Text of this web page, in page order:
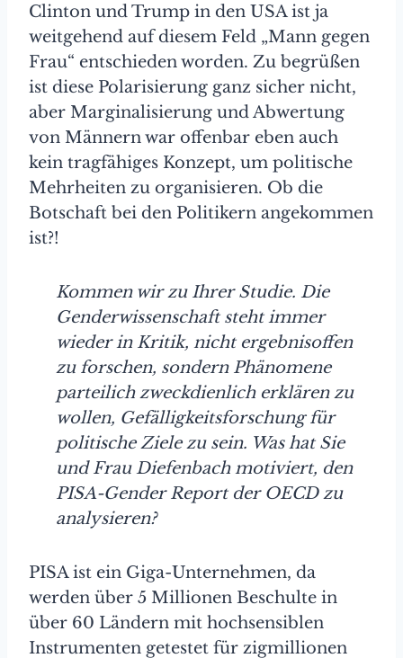
Clinton und Trump in den USA ist ja
weitgehend auf diesem Feld „Mann gegen
Frau“ entschieden worden. Zu begrüßen
ist diese Polarisierung ganz sicher nicht,
aber Marginalisierung und Abwertung
von Männern war offenbar eben auch
kein tragfähiges Konzept, um politische
Mehrheiten zu organisieren. Ob die
Botschaft bei den Politikern angekommen
ist?!
Kommen wir zu Ihrer Studie. Die
Genderwissenschaft steht immer
wieder in Kritik, nicht ergebnisoffen
zu forschen, sondern Phänomene
parteilich zweckdienlich erklären zu
wollen, Gefälligkeitsforschung für
politische Ziele zu sein. Was hat Sie
und Frau Diefenbach motiviert, den
PISA-Gender Report der OECD zu
analysieren?
PISA ist ein Giga-Unternehmen, da
werden über 5 Millionen Beschulte in
über 60 Ländern mit hochsensiblen
Instrumenten getestet für zigmillionen